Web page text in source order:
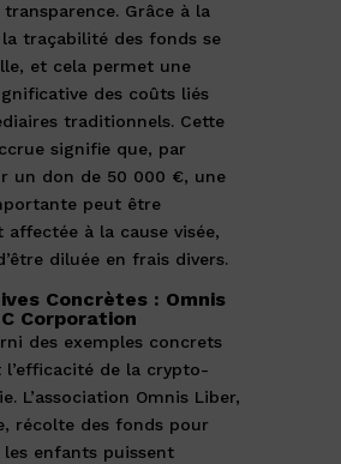
Grâce à la
traçabilité des fonds se
et cela permet une
des coûts liés
traditionnels. Cette
signifie que, par
un don de 50 000 €, une
peut être
affectée à la cause visée,
diluée en frais divers.
Concrètes : Omnis
Corporation
des exemples concrets
de la crypto-
L’association Omnis Liber,
récolte des fonds pour
les enfants puissent